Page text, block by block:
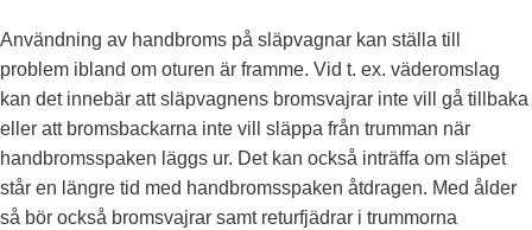
Användning av handbroms på släpvagnar kan ställa till
problem ibland om oturen är framme. Vid t. ex. väderomslag
kan det innebär att släpvagnens bromsvajrar inte vill gå tillbaka
eller att bromsbackarna inte vill släppa från trumman när
handbromsspaken läggs ur. Det kan också inträffa om släpet
står en längre tid med handbromsspaken åtdragen. Med ålder
så bör också bromsvajrar samt returfjädrar i trummorna